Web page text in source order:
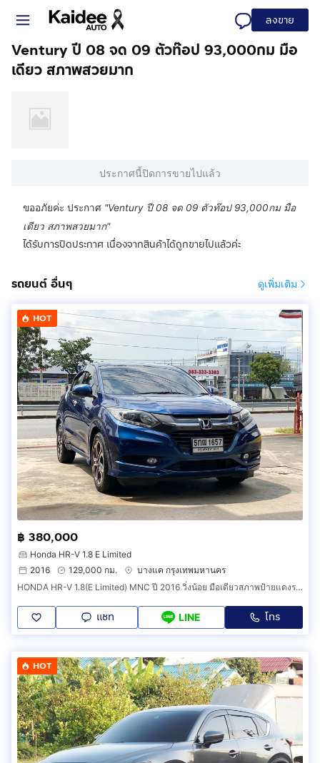
ลงขาย
Ventury ปี 08 จด 09 ตัวท๊อป 93,000กม มือ
เดียว สภาพสวยมาก
ประกาศนี้ปิดการขายไปแล้ว
ขออภัยค่ะ ประกาศ "Ventury ปี 08 จด 09 ตัวท๊อป 93,000กม มือ
เดียว สภาพสวยมาก"
ได้รับการปิดประกาศ เนื่องจากสินค้าได้ถูกขายไปแล้วค่ะ
รถยนต์ อื่นๆ ดูเพิ่มเติม
HOT
฿ 380,000
Honda HR-V 1.8 E Limited
2016
129,000 กม.
บางแค กรุงเทพมหานคร
HONDA HR-V 1.8(E Limited) MNC ปี 2016 วิ่งน้อย มือเดียวสภาพป้ายแดงราคาถูก
แชท LINE โทร
HOT